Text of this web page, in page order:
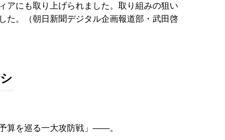
アにも取り上げられました。取り組みの狙い
た。（朝日新聞デジタル企画報道部・武田啓
算を巡る一大攻防戦」――。